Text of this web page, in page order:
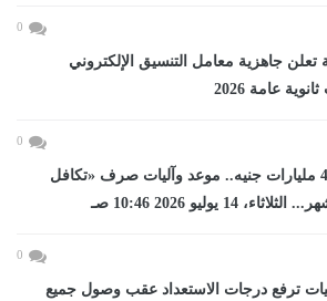
0
تعلن جاهزية معامل التنسيق الإلكتروني
عامة 2026
0
بميزانية تفوق 4 مليارات جنيه.. موعد وآليات صرف «تكافل
14 يوليو 2026 10:46 صـ
0
ترفع درجات الاستعداد عقب وصول جميع